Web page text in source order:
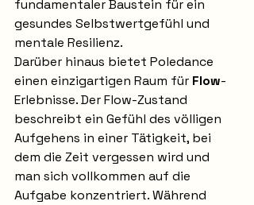
fundamentaler Baustein für ein
gesundes Selbstwertgefühl und
mentale Resilienz.
Darüber hinaus bietet Poledance
einen einzigartigen Raum für Flow-
Erlebnisse. Der Flow-Zustand
beschreibt ein Gefühl des völligen
Aufgehens in einer Tätigkeit, bei
dem die Zeit vergessen wird und
man sich vollkommen auf die
Aufgabe konzentriert. Während